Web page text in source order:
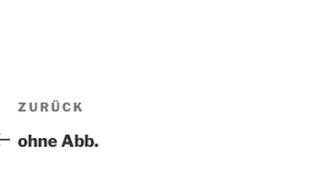
Beitragsnavigation
Vorheriger
Beitrag
ZURÜCK
ohne Abb.